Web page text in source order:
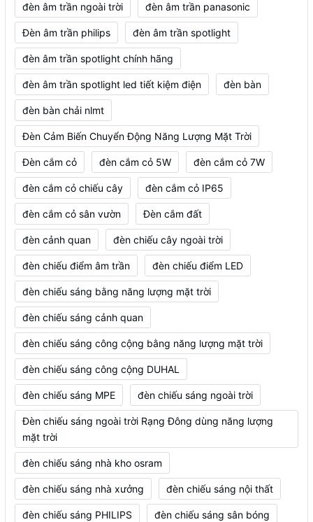
đèn âm trần ngoài trời đèn âm trần panasonic
Đèn âm trần philips đèn âm trần spotlight
đèn âm trần spotlight chính hãng
đèn âm trần spotlight led tiết kiệm điện đèn bàn
đèn bàn chải nlmt
Đèn Cảm Biến Chuyển Động Năng Lượng Mặt Trời
Đèn cắm cỏ đèn cắm cỏ 5W đèn cắm cỏ 7W
đèn cắm cỏ chiếu cây đèn cắm cỏ IP65
đèn cắm cỏ sân vườn Đèn cắm đất
đèn cảnh quan đèn chiếu cây ngoài trời
đèn chiếu điểm âm trần đèn chiếu điểm LED
đèn chiếu sáng bằng năng lượng mặt trời
đèn chiếu sáng cảnh quan
đèn chiếu sáng công cộng bằng năng lượng mặt trời
đèn chiếu sáng công cộng DUHAL
đèn chiếu sáng MPE đèn chiếu sáng ngoài trời
Đèn chiếu sáng ngoài trời Rạng Đông dùng năng lượng
mặt trời
đèn chiếu sáng nhà kho osram
đèn chiếu sáng nhà xưởng đèn chiếu sáng nội thất
đèn chiếu sáng PHILIPS đèn chiếu sáng sân bóng